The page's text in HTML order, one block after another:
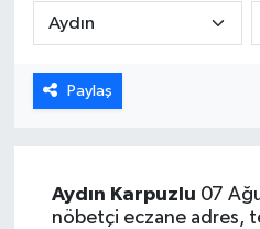
Paylaş
Aydın Karpuzlu 07
nöbetçi eczane adres,
Spor